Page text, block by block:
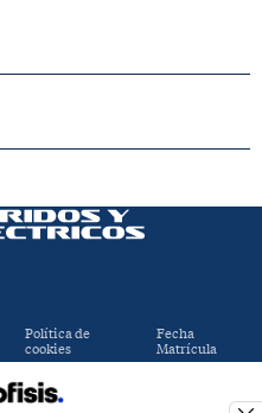
Política de
cookies
Fecha
Matrícula